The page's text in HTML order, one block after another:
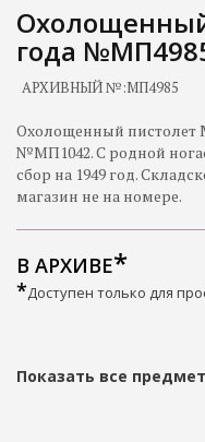
года
АРХИВНЫЙ №:МП4985
Охолощенный пистолет
№МП1042. С родной
сбор на 1949 год.
магазин не на номере.
В АРХИВЕ
*Доступен только для
Показать все